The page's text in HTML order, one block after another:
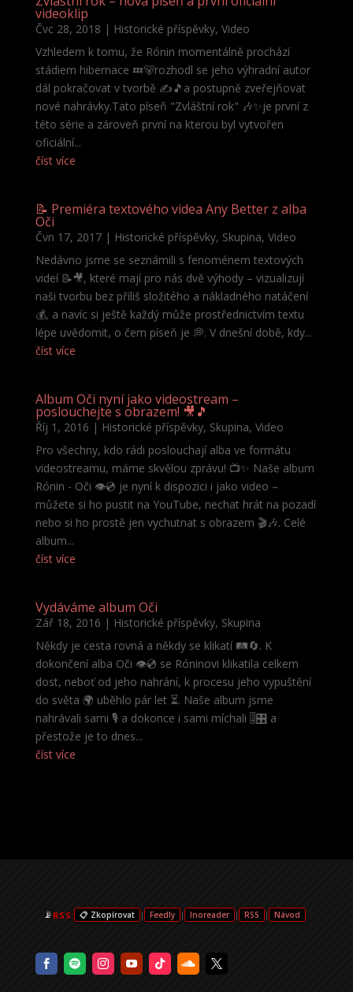
videoklip
Čvc 28, 2018 | Historické příspěvky, Video
Vzhledem k tomu, že Rónin momentálně prochází
stádiem hibernace 💤🐻rozhodl se jeho výhradní autor
dál pokračovat v tvorbě ✍️🎵a postupně zveřejňovat
nové nahrávky.Tato píseň "Zvláštní rok" 🎶✨je první z
této série a zároveň první na kterou byl vytvořen
oficiální...
číst více
📝 Premiéra textového videa Any Better z alba
Oči
Čvn 17, 2017| Historické příspěvky, Skupina, Video
Nedávno jsme se seznámili s fenoménem textových
videí 📝🎥, které mají pro nás dvě výhody – vizualizují
naši tvorbu bez příliš složitého a nákladného natáčení
💰, a navíc si ještě každý může prostřednictvím textu
lépe uvědomit, o čem píseň je 💭. V dnešní době, kdy...
číst více
Album Oči nyní jako videostream –
poslouchejte s obrazem! 🎥🎵
Říj 1, 2016 | Historické příspěvky, Skupina, Video
Pro všechny, kdo rádi poslouchají alba ve formátu
videostreamu, máme skvělou zprávu! 📺✨ Naše album
Rónin - Oči 👁️💿 je nyní k dispozici i jako video –
můžete si ho pustit na YouTube, nechat hrát na pozadí
nebo si ho prostě jen vychutnat s obrazem 🎬🎶. Celé
album...
číst více
Vydáváme album Oči
Zář 18, 2016 | Historické příspěvky, Skupina
Někdy je cesta rovná a někdy se klikatí 🛤️🔄. K
dokončení alba Oči 👁️💿 se Róninovi klikatila celkem
dost, neboť od jeho nahrání, k procesu jeho vypuštění
do světa 🌍 uběhlo pár let ⏳. Naše album jsme
nahrávali sami 🎙️ a dokonce i sami míchali 🎚️🎛️ a
přestože je to dnes...
číst více
📡 RSS: 📋 Zkopírovat | Feedly | Inoreader | RSS | Návod